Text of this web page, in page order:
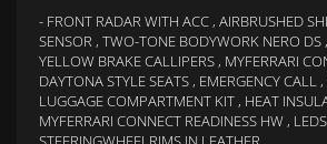
- FRONT RADAR WITH ACC , AIRBRUSHED
SENSOR , TWO-TONE BODYWORK NERO DS
YELLOW BRAKE CALLIPERS , MYFERRARI
DAYTONA STYLE SEATS , EMERGENCY CALL
LUGGAGE COMPARTMENT KIT , HEAT
MYFERRARI CONNECT READINESS HW ,